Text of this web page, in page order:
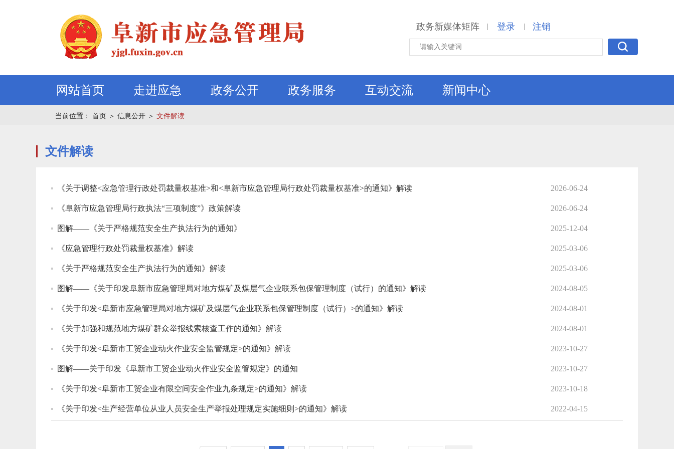
政务新媒体矩阵 | 登录 | 注销
网站首页 走进应急 政务公开 政务服务 互动交流 新闻中心
当前位置： 首页 ＞ 信息公开 ＞ 文件解读
文件解读
《关于调整<应急管理行政处罚裁量权基准>和<阜新市应急管理局行政处罚裁量权基准>的通知》解读 2026-06-24
《阜新市应急管理局行政执法“三项制度”》政策解读 2026-06-24
图解——《关于严格规范安全生产执法行为的通知》 2025-12-04
《应急管理行政处罚裁量权基准》解读 2025-03-06
《关于严格规范安全生产执法行为的通知》解读 2025-03-06
图解——《关于印发阜新市应急管理局对地方煤矿及煤层气企业联系包保管理制度（试行）的通知》解读 2024-08-05
《关于印发<阜新市应急管理局对地方煤矿及煤层气企业联系包保管理制度（试行）>的通知》解读 2024-08-01
《关于加强和规范地方煤矿群众举报线索核查工作的通知》解读 2024-08-01
《关于印发<阜新市工贸企业动火作业安全监管规定>的通知》解读 2023-10-27
图解——关于印发《阜新市工贸企业动火作业安全监管规定》的通知 2023-10-27
《关于印发<阜新市工贸企业有限空间安全作业九条规定>的通知》解读 2023-10-18
《关于印发<生产经营单位从业人员安全生产举报处理规定实施细则>的通知》解读 2022-04-15